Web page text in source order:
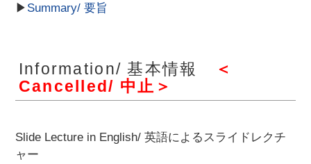
▶ Summary/ 要旨
Information/ 基本情報
＜
Cancelled/ 中止＞
Slide Lecture in English/ 英語によるスライドレクチ
ャー